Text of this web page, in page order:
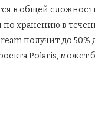
в общей
хранению в
получит до
Polaris, может